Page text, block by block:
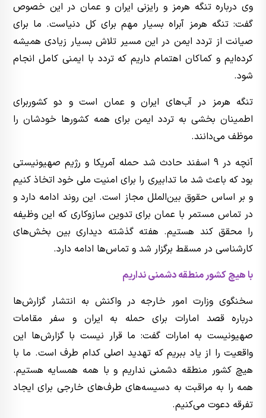
وی درباره تنگه هرمز و رایزنی ایران و عمان در این خصوص
گفت: تنگه هرمز آبراه بسیار مهم برای کل دنیاست. ما برای
صیانت از تردد ایمن در این مسیر تلاش بسیار زیادی همیشه
کرده‌ایم و کماکان اهتمام داریم که تردد با ایمنی کامل انجام
شود.
تنگه هرمز در آب‌های ایران و عمان است و دو کشوربرای
اطمینان بخشی به تردد ایمن برای همه کشورها خودشان را
موظف می‌دانند.
آنچه در 9 اسفند حادث شد حمله آمریکا و رژیم صهیونیستی
بود که باعث شد ما تدابیری را برای امنیت ملی خود اتخاذ کنیم
و بر اساس حقوق بین‌الملل مجاز است. این روند ادامه دارد و
در تماس مستمر با عمان برای تدوین سازوکاری که این وظیفه
را محقق کند هستیم. هفته گذشته دیداری بین بخش‌های
کارشناسی در مسقط برگزار شد و تماس‌ها ادامه دارد.
با هیچ کشور منطقه دشمنی نداریم
سخنگوی وزارت امور خارجه در واکنش به انتشار گزارش‌ها
درباره قصد امارات برای حمله به ایران و سفر مقامات
صهیونیست به امارات گفت: ما قرار نیست با گزارش‌ها این
واقعیت را از یاد ببریم که تهدید اصلی کدام طرف است. ما با
هیچ کشور منطقه دشمنی نداریم و با همه همسایه هستیم.
همه را به مراقبت به دسیسه‌های طرف‌های خارجی برای ایجاد
تفرقه دعوت می‌کنیم.